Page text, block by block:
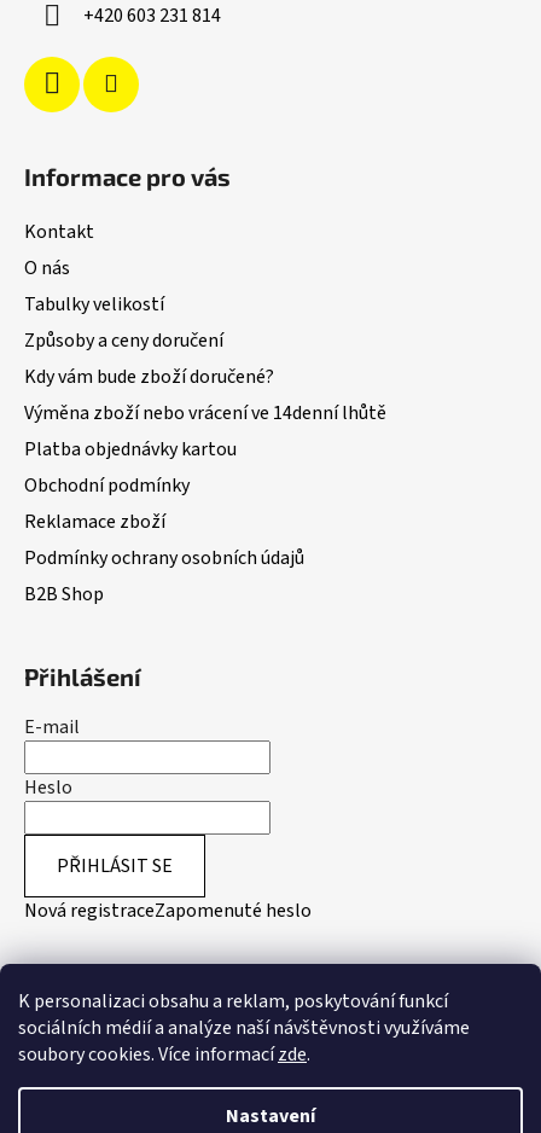
K personalizaci obsahu a reklam, poskytování funkcí
sociálních médií a analýze naší návštěvnosti využíváme
soubory cookies. Více informacízde.
Nastavení
+420 603 231 814
Informace pro vás
Kontakt
O nás
Tabulky velikostí
Způsoby a ceny doručení
Kdy vám bude zboží doručené?
Výměna zboží nebo vrácení ve 14denní lhůtě
Platba objednávky kartou
Obchodní podmínky
Reklamace zboží
Podmínky ochrany osobních údajů
B2B Shop
Přihlášení
E-mail
Heslo
PŘIHLÁSIT SE
Nová registraceZapomenuté heslo
Přijímáme online platby